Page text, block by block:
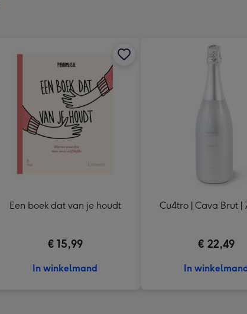
Een boek dat van je houdt
€ 15,99
In winkelmand
Cu4tro | Cava Brut |
€ 22,49
In